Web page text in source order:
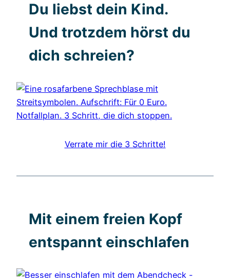
Du liebst dein Kind.
Und trotzdem hörst du
dich schreien?
Verrate mir die 3 Schritte!
Mit einem freien Kopf
entspannt einschlafen